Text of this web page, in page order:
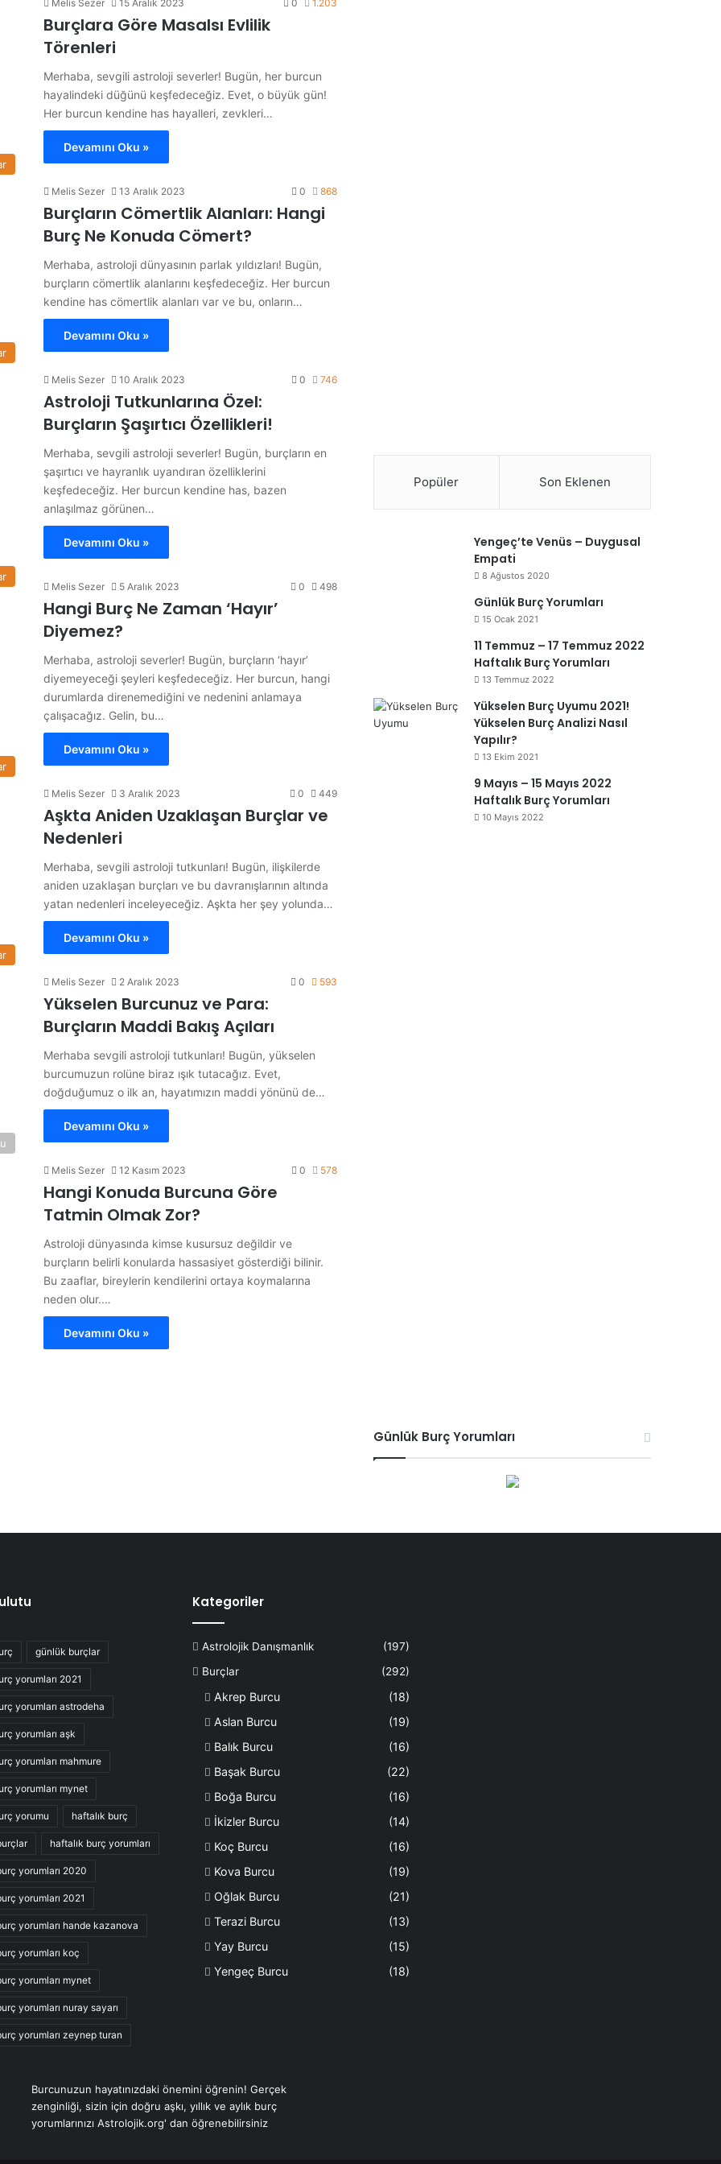
Melis Sezer 15 Aralık 2023 0 1.203
Burçlara Göre Masalsı Evlilik
Törenleri
Merhaba, sevgili astroloji severler! Bugün, her burcun
hayalindeki düğünü keşfedeceğiz. Evet, o büyük gün!
Her burcun kendine has hayalleri, zevkleri…
Devamını Oku »
Melis Sezer 13 Aralık 2023 0 868
Burçların Cömertlik Alanları: Hangi
Burç Ne Konuda Cömert?
Merhaba, astroloji dünyasının parlak yıldızları! Bugün,
burçların cömertlik alanlarını keşfedeceğiz. Her burcun
kendine has cömertlik alanları var ve bu, onların…
Devamını Oku »
Melis Sezer 10 Aralık 2023 0 746
Astroloji Tutkunlarına Özel:
Burçların Şaşırtıcı Özellikleri!
Merhaba, sevgili astroloji severler! Bugün, burçların en
şaşırtıcı ve hayranlık uyandıran özelliklerini
keşfedeceğiz. Her burcun kendine has, bazen
anlaşılmaz görünen…
Devamını Oku »
Melis Sezer 5 Aralık 2023 0 498
Hangi Burç Ne Zaman ‘Hayır’
Diyemez?
Merhaba, astroloji severler! Bugün, burçların ‘hayır’
diyemeyeceği şeyleri keşfedeceğiz. Her burcun, hangi
durumlarda direnemediğini ve nedenini anlamaya
çalışacağız. Gelin, bu…
Devamını Oku »
Melis Sezer 3 Aralık 2023 0 449
Aşkta Aniden Uzaklaşan Burçlar ve
Nedenleri
Merhaba, sevgili astroloji tutkunları! Bugün, ilişkilerde
aniden uzaklaşan burçları ve bu davranışlarının altında
yatan nedenleri inceleyeceğiz. Aşkta her şey yolunda…
Devamını Oku »
Melis Sezer 2 Aralık 2023 0 593
Yükselen Burcunuz ve Para:
Burçların Maddi Bakış Açıları
Merhaba sevgili astroloji tutkunları! Bugün, yükselen
burcumuzun rolüne biraz ışık tutacağız. Evet,
doğduğumuz o ilk an, hayatımızın maddi yönünü de…
Devamını Oku »
Melis Sezer 12 Kasım 2023 0 578
Hangi Konuda Burcuna Göre
Tatmin Olmak Zor?
Astroloji dünyasında kimse kusursuz değildir ve
burçların belirli konularda hassasiyet gösterdiği bilinir.
Bu zaaflar, bireylerin kendilerini ortaya koymalarına
neden olur.…
Devamını Oku »
Popüler Son Eklenen
Yengeç’te Venüs – Duygusal
Empati
8 Ağustos 2020
Günlük Burç Yorumları
15 Ocak 2021
11 Temmuz – 17 Temmuz 2022
Haftalık Burç Yorumları
13 Temmuz 2022
Yükselen Burç Uyumu 2021!
Yükselen Burç Analizi Nasıl
Yapılır?
13 Ekim 2021
9 Mayıs – 15 Mayıs 2022
Haftalık Burç Yorumları
10 Mayıs 2022
Günlük Burç Yorumları
günlük burçlar
yorumları 2021
yorumları astrodeha
yorumları aşk
yorumları mahmure
yorumları mynet
yorumu haftalık burç
haftalık burç yorumları
yorumları 2020
yorumları 2021
yorumları hande kazanova
yorumları koç
yorumları mynet
yorumları nuray sayarı
yorumları zeynep turan
Kategoriler
Astrolojik Danışmanlık
(197)
Burçlar
(292)
Akrep Burcu
(18)
Aslan Burcu
(19)
Balık Burcu
(16)
Başak Burcu
(22)
Boğa Burcu
(16)
İkizler Burcu
(14)
Koç Burcu
(16)
Kova Burcu
(19)
Oğlak Burcu
(21)
Terazi Burcu
(13)
Yay Burcu
(15)
Yengeç Burcu
(18)
Burcunuzun hayatınızdaki önemini öğrenin! Gerçek
zenginliği, sizin için doğru aşkı, yıllık ve aylık burç
yorumlarınızı Astrolojik.org' dan öğrenebilirsiniz